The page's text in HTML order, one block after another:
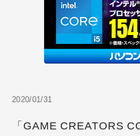
2020/01/31
「GAME CREATORS